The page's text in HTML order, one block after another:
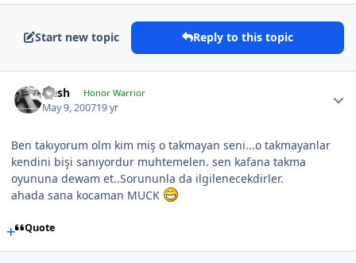
Start new topic Reply to this topic
Qesh Honor Warrior
May 9, 200719 yr
Ben takıyorum olm kim miş o takmayan seni...o takmayanlar
kendini bişi sanıyordur muhtemelen. sen kafana takma
oyununa dewam et..Sorununla da ilgilenecekdirler.
ahada sana kocaman MUCK
Quote